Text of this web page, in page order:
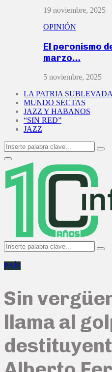
19 noviembre, 2025
OPINIÓN
El peronismo
marzo…
5 noviembre, 2025
LA PATRIA SUBLEVADA
MUNDO SECTAS
JAZZ Y HABANOS
“SIN RED”
JAZZ
Search
for:
Primary
Menu
Search
for:
PAÍS
Sin
llama al